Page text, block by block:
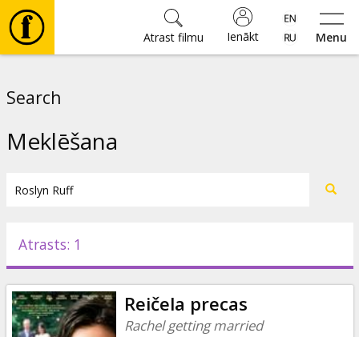
Menu
Ienākt
Atrast filmu
Pasākumi
Ziņas
Search
Meklēšana
Atrasts: 1
Reičela precas
Rachel getting married